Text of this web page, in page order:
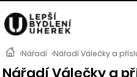
›Nářadí ›Nářadí Válečky a
Nářadí Válečky a